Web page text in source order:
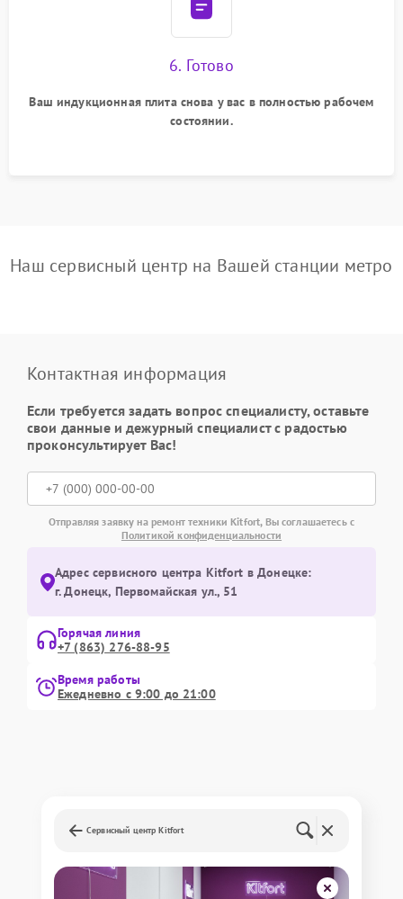
6. Готово
Ваш индукционная плита снова у вас в полностью рабочем
состоянии.
Наш сервисный центр на Вашей станции метро
Контактная информация
Если требуется задать вопрос специалисту, оставьте
свои данные и дежурный специалист с радостью
проконсультирует Вас!
Отправляя заявку на ремонт техники Kitfort, Вы соглашаетесь с
Политикой конфиденциальности
Адрес сервисного центра Kitfort в Донецке:
г. Донецк, Первомайская ул., 51
Горячая линия
+7 (863) 276-88-95
Время работы
Ежедневно с 9:00 до 21:00
Сервисный центр Kitfort